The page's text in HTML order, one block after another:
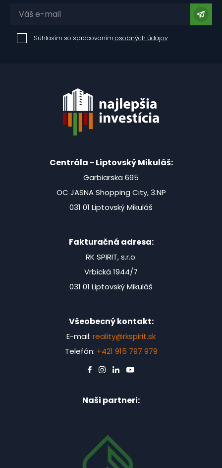
Súhlasím so spracovaním osobných údajov.
Centrála - Liptovský Mikuláš:
Garbiarska 695
OC JASNA Shopping City, 3.NP
031 01 Liptovský Mikuláš
Fakturačná adresa:
RK SPIRIT, s.r.o.
Vrbická 1944/7
031 01 Liptovský Mikuláš
Všeobecný kontakt:
E-mail: reality@rkspirit.sk
Telefón: +421 915 797 979
Naši partneri: